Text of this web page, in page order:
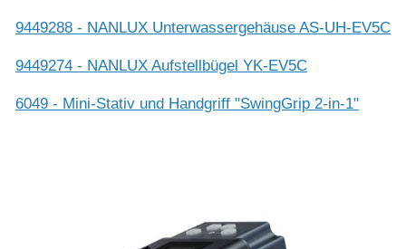
9449288 - NANLUX Unterwassergehäuse AS-UH-EV5C
9449274 - NANLUX Aufstellbügel YK-EV5C
6049 - Mini-Stativ und Handgriff "SwingGrip 2-in-1"